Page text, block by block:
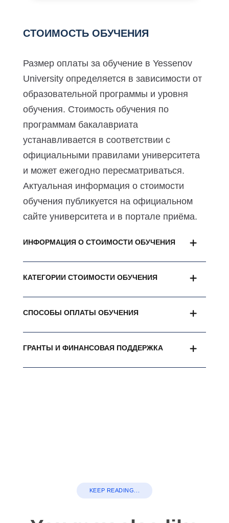
СТОИМОСТЬ ОБУЧЕНИЯ
Размер оплаты за обучение в Yessenov
University определяется в зависимости от
образовательной программы и уровня
обучения. Стоимость обучения по
программам бакалавриата
устанавливается в соответствии с
официальными правилами университета
и может ежегодно пересматриваться.
Актуальная информация о стоимости
обучения публикуется на официальном
сайте университета и в портале приёма.
ИНФОРМАЦИЯ О СТОИМОСТИ ОБУЧЕНИЯ
КАТЕГОРИИ СТОИМОСТИ ОБУЧЕНИЯ
СПОСОБЫ ОПЛАТЫ ОБУЧЕНИЯ
ГРАНТЫ И ФИНАНСОВАЯ ПОДДЕРЖКА
KEEP READING...